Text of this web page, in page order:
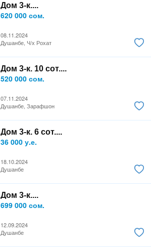
Дом 3-к....
620 000 сом.
08.11.2024
Душанбе, Ч/х Рохат
Дом 3-к. 10 сот....
520 000 сом.
07.11.2024
Душанбе, Зарафшон
Дом 3-к. 6 сот....
36 000 у.е.
18.10.2024
Душанбе
Дом 3-к....
699 000 сом.
12.09.2024
Душанбе